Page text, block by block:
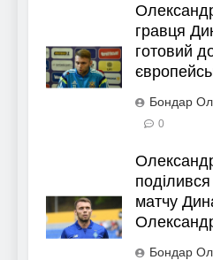
гравця
готовий
Бондар
0
матчу
Бондар